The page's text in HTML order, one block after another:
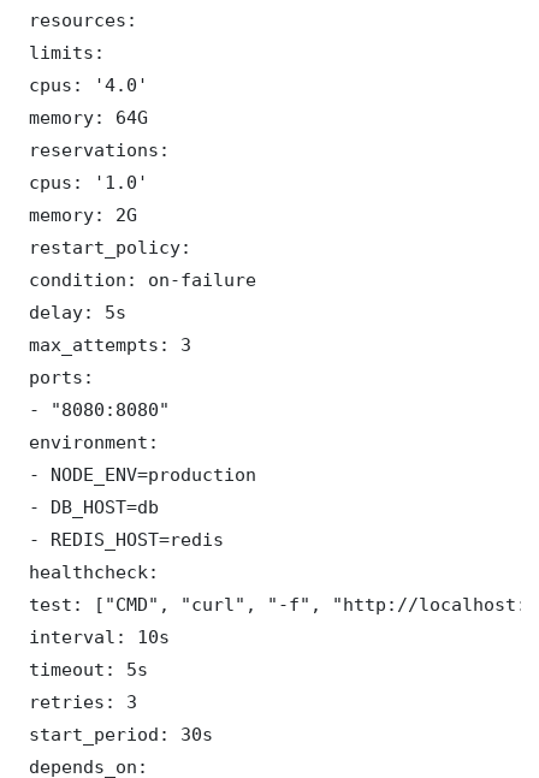
resources:
limits:
cpus: '4.0'
memory: 64G
reservations:
cpus: '1.0'
memory: 2G
restart_policy:
condition: on-failure
delay: 5s
max_attempts: 3
ports:
- "8080:8080"
environment:
- NODE_ENV=production
- DB_HOST=db
- REDIS_HOST=redis
healthcheck:
test: ["CMD", "curl", "-f", "http://
interval: 10s
timeout: 5s
retries: 3
start_period: 30s
depends_on: